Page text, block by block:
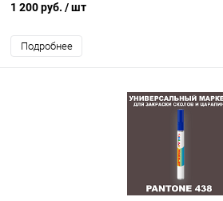
1 200 руб. / шт
Подробнее